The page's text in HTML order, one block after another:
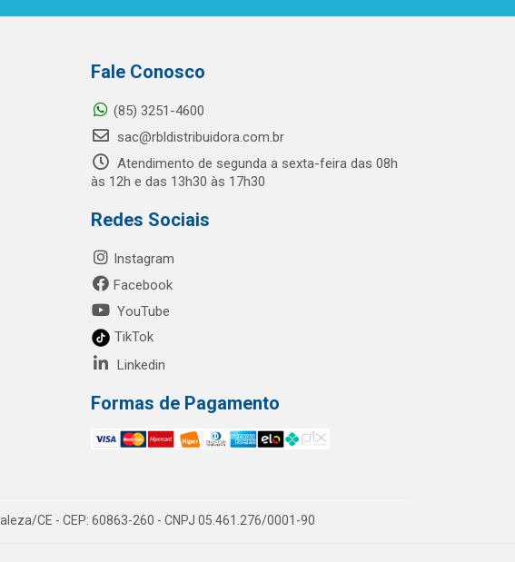
Fale Conosco
(85) 3251-4600
sac@rbldistribuidora.com.br
Atendimento de segunda a sexta-feira das 08h
às 12h e das 13h30 às 17h30
Redes Sociais
Instagram
Facebook
YouTube
TikTok
Linkedin
Formas de Pagamento
CE - CEP: 60863-260 - CNPJ 05.461.276/0001-90